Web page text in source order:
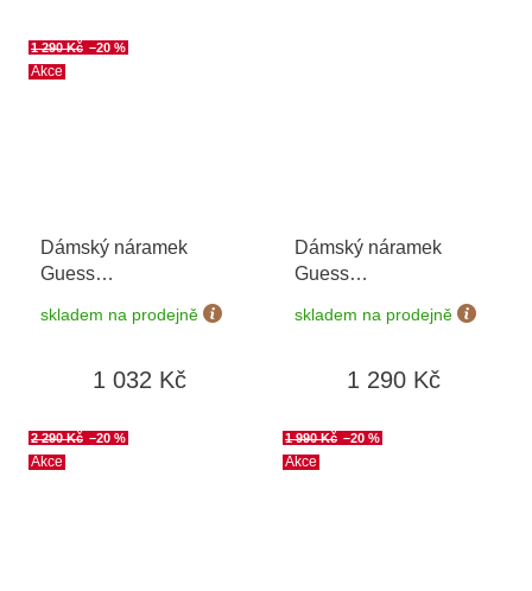
Akce
1 290 Kč –20 %
Dámský náramek
Guess
JUBB03036JWYGS
skladem na prodejně
1 032 Kč
Dámský náramek
Guess
JUBB05363JWYGT/U
skladem na prodejně
1 290 Kč
Akce
2 290 Kč –20 %
Akce
1 990 Kč –20 %